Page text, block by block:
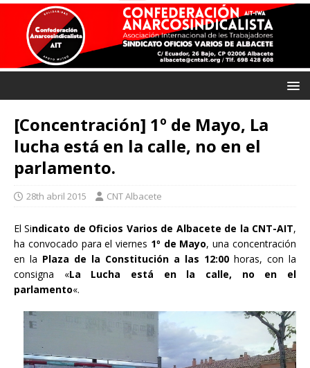
[Concentración] 1º de Mayo, La
lucha está en la calle, no en el
parlamento.
28th abril 2015 CNT Albacete
El Sindicato de Oficios Varios de Albacete de la CNT-AIT,
ha convocado para el viernes 1º de Mayo, una concentración
en la Plaza de la Constitución a las 12:00 horas, con la
consigna «La Lucha está en la calle, no en el
parlamento«.